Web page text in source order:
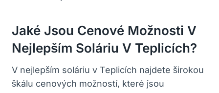
Jaké Jsou Cenové Možnosti V
Nejlepším Soláriu V Teplicích?
V nejlepším soláriu v Teplicích najdete širokou
škálu cenových možností, které jsou